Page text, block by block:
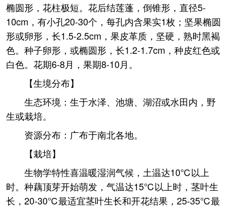
椭圆形，花柱极短。花后结莲蓬，倒锥形，直径5-
10cm，有小孔20-30个，每孔内含果实1枚；坚果椭圆
形或卵形，长1.5-2.5cm，果皮革质，坚硬，熟时黑褐
色。种子卵形，或椭圆形，长1.2-1.7cm，种皮红色或
白色。花期6-8月，果期8-10月。
【生境分布】
生态环境：生于水泽、池塘、湖沼或水田内，野
生或栽培。
资源分布：广布于南北各地。
【栽培】
生物学特性喜温暖湿润气候，土温达10℃以上
时。种藕顶芽开始萌发，气温达15℃以上时，茎叶生
长，20-30℃最适宜茎叶生长和开花结果，25-35℃最